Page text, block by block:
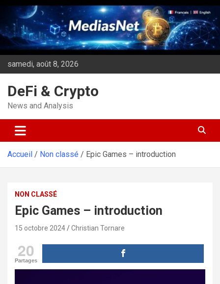
Aller
contenu
samedi, août 8, 2026
DeFi & Crypto
News and Analysis
Accueil Non classé Epic Games – introduction
NON CLASSÉ
Epic Games – introduction
15 octobre 2024 Christian Tornare
20
Partages